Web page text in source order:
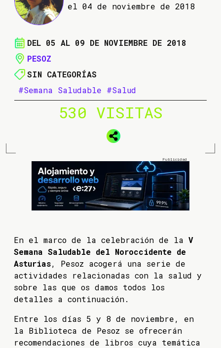
el 04 de noviembre de 2018
DEL 05 AL 09 DE NOVIEMBRE DE 2018
PESOZ
SIN CATEGORÍAS
#Semana Saludable #Salud
530 VISITAS
En el marco de la celebración de la V
Semana Saludable del Noroccidente de
Asturias, Pesoz acogerá una serie de
actividades relacionadas con la salud y
sobre las que os damos todos los
detalles a continuación.
Entre los días 5 y 8 de noviembre, en
la Biblioteca de Pesoz se ofrecerán
recomendaciones de libros cuya temática